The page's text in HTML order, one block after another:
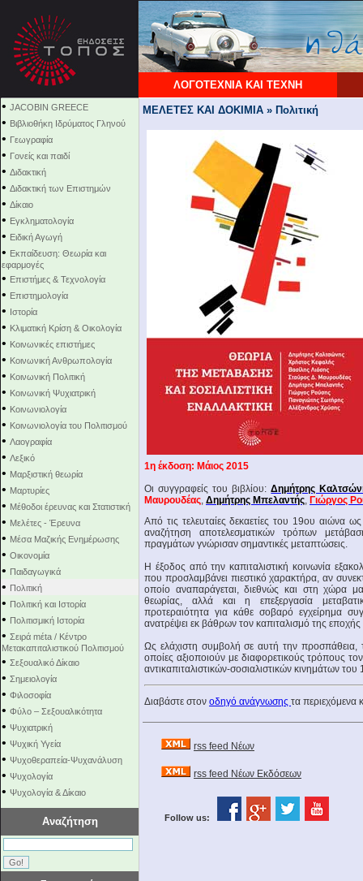
ΛΟΓΟΤΕΧΝΙΑ ΚΑΙ ΤΕΧΝΗ
• JACOBIN GREECE
• Βιβλιοθήκη Ιδρύματος Γληνού
• Γεωγραφία
• Γονείς και παιδί
• Διδακτική
• Διδακτική των Επιστημών
• Δίκαιο
• Εγκληματολογία
• Ειδική Αγωγή
• Εκπαίδευση: Θεωρία και
εφαρμογές
• Επιστήμες & Τεχνολογία
• Επιστημολογία
• Ιστορία
• Κλιματική Κρίση & Οικολογία
• Κοινωνικές επιστήμες
• Κοινωνική Ανθρωπολογία
• Κοινωνική Πολιτική
• Κοινωνική Ψυχιατρική
• Κοινωνιολογία
• Κοινωνιολογία του Πολιτισμού
• Λαογραφία
• Λεξικό
• Μαρξιστική θεωρία
• Μαρτυρίες
• Μέθοδοι έρευνας και Στατιστική
• Μελέτες - Έρευνα
• Μέσα Μαζικής Ενημέρωσης
• Οικονομία
• Παιδαγωγικά
• Πολιτική
• Πολιτική και Ιστορία
• Πολιτισμική Ιστορία
• Σειρά mέta / Κέντρο
Μετακαπιταλιστικού Πολιτισμού
• Σεξουαλικό Δίκαιο
• Σημειολογία
• Φιλοσοφία
• Φύλο – Σεξουαλικότητα
• Ψυχιατρική
• Ψυχική Υγεία
• Ψυχοθεραπεία-Ψυχανάλυση
• Ψυχολογία
• Ψυχολογία & Δίκαιο
Αναζήτηση
ΜΕΛΕΤΕΣ ΚΑΙ ΔΟΚΙΜΙΑ » Πολιτική
1η έκδοση: Mάιος 2015
Οι συγγραφείς του βιβλίου:Δημήτρης
Μαυρουδέας, Δημήτρης Μπελαντής, Γιώργος
Από τις τελευταίες δεκαετίες του 19ου αιώνα
αναζήτηση αποτελεσματικών τρόπων
πραγμάτων γνώρισαν σημαντικές μεταπτώσεις.
Η έξοδος από την καπιταλιστική κοινωνία
που προσλαμβάνει πιεστικό χαρακτήρα, αν
οποίο αναπαράγεται, διεθνώς και στη χώρα
θεωρίας, αλλά και η επεξεργασία
προτεραιότητα για κάθε σοβαρό εγχείρημα
ανατρέψει εκ βάθρων τον καπιταλισμό της
Ως ελάχιστη συμβολή σε αυτή την προσπάθεια,
οποίες αξιοποιούν με διαφορετικούς τρόπους
αντικαπιταλιστικών-σοσιαλιστικών κινημάτων
Διαβάστε στον οδηγό ανάγνωσης τα περιεχόμενα
rss feed Νέων
rss feed Νέων Εκδόσεων
Follow us: